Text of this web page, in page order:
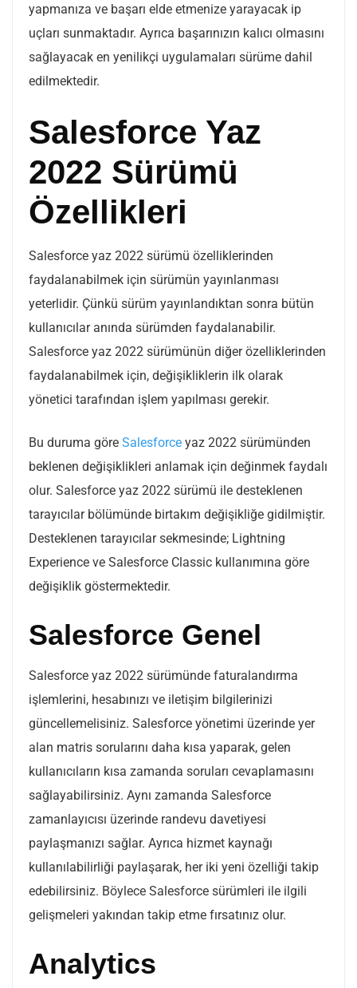
yapmanıza ve başarı elde etmenize yarayacak ip
uçları sunmaktadır. Ayrıca başarınızın kalıcı olmasını
sağlayacak en yenilikçi uygulamaları sürüme dahil
edilmektedir.
Salesforce Yaz
2022 Sürümü
Özellikleri
Salesforce yaz 2022 sürümü özelliklerinden
faydalanabilmek için sürümün yayınlanması
yeterlidir. Çünkü sürüm yayınlandıktan sonra bütün
kullanıcılar anında sürümden faydalanabilir.
Salesforce yaz 2022 sürümünün diğer özelliklerinden
faydalanabilmek için, değişikliklerin ilk olarak
yönetici tarafından işlem yapılması gerekir.
Bu duruma göre Salesforce yaz 2022 sürümünden
beklenen değişiklikleri anlamak için değinmek faydalı
olur. Salesforce yaz 2022 sürümü ile desteklenen
tarayıcılar bölümünde birtakım değişikliğe gidilmiştir.
Desteklenen tarayıcılar sekmesinde; Lightning
Experience ve Salesforce Classic kullanımına göre
değişiklik göstermektedir.
Salesforce Genel
Salesforce yaz 2022 sürümünde faturalandırma
işlemlerini, hesabınızı ve iletişim bilgilerinizi
güncellemelisiniz. Salesforce yönetimi üzerinde yer
alan matris sorularını daha kısa yaparak, gelen
kullanıcıların kısa zamanda soruları cevaplamasını
sağlayabilirsiniz. Aynı zamanda Salesforce
zamanlayıcısı üzerinde randevu davetiyesi
paylaşmanızı sağlar. Ayrıca hizmet kaynağı
kullanılabilirliği paylaşarak, her iki yeni özelliği takip
edebilirsiniz. Böylece Salesforce sürümleri ile ilgili
gelişmeleri yakından takip etme fırsatınız olur.
Analytics